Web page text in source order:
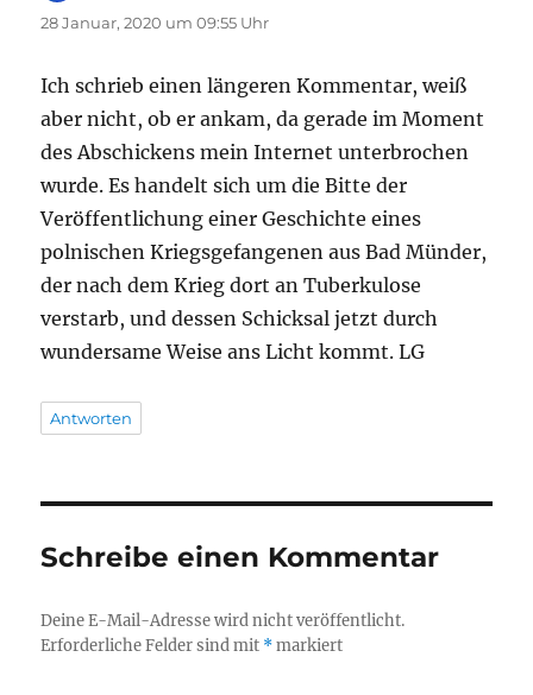
28 Januar, 2020 um 09:55 Uhr
Ich schrieb einen längeren Kommentar, weiß
aber nicht, ob er ankam, da gerade im Moment
des Abschickens mein Internet unterbrochen
wurde. Es handelt sich um die Bitte der
Veröffentlichung einer Geschichte eines
polnischen Kriegsgefangenen aus Bad Münder,
der nach dem Krieg dort an Tuberkulose
verstarb, und dessen Schicksal jetzt durch
wundersame Weise ans Licht kommt. LG
Antworten
Schreibe einen Kommentar
Deine E-Mail-Adresse wird nicht veröffentlicht.
Erforderliche Felder sind mit *markiert